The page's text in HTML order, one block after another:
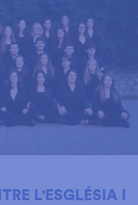
L'ESGLÉSIA I